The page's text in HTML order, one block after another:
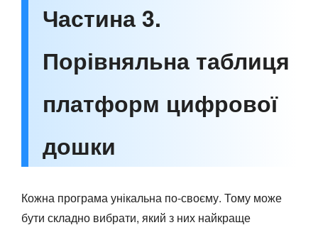
Частина 3.
Порівняльна таблиця
платформ цифрової
дошки
Кожна програма унікальна по-своєму. Тому може
бути складно вибрати, який з них найкраще